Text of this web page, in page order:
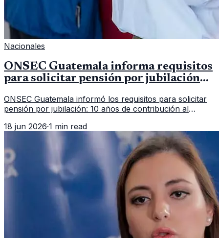
Nacionales
ONSEC Guatemala informa requisitos
para solicitar pensión por jubilación
ONSEC Guatemala informó los requisitos para solicitar
pensión por jubilación: 10 años de contribución al
importar edad.
18 jun 2026·1 min read